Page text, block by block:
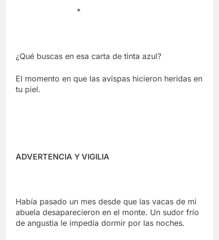
*
¿Qué buscas en esa carta de tinta azul?
El momento en que las avispas hicieron heridas en
tu piel.
ADVERTENCIA Y VIGILIA
Había pasado un mes desde que las vacas de mi
abuela desaparecieron en el monte. Un sudor frío
de angustia le impedía dormir por las noches.